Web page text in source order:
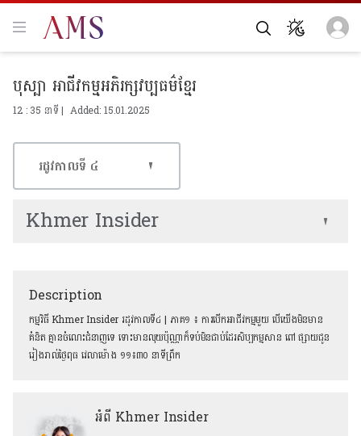
បុស្បា អាជីវកម្មអភិរក្សវប្បធម៌ខ្មែរ
12 : 35 នាទី | Added: 15.01.2025
Description
កម្មវិធី Khmer Insider រដូវកាលទី៤ | ភាគ១ ៖ ការបើកអាជីវកម្មមួយ បើយើងមិនមាន
គំនិត គ្មានចំណេះជំនាញទេ ទោះមានលុយប៉ុណ្ណាក៏ទប់មិនជាប់ដែរសិប្បកម្មសាន ពៅ ផ្សាយជូន
រៀងរាល់ថ្ងៃពុធ វេលាម៉ោង ១១៖៣០ នាទីព្រឹក
អំពី Khmer Insider
រដូវកាលទី​ ៤
Khmer Insider